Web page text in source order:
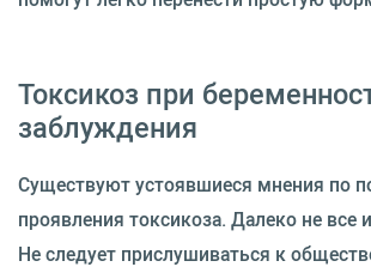
Токсикоз при
заблуждения
Существуют устоявшиеся мнения по
проявления токсикоза. Далеко не все
Не следует прислушиваться к